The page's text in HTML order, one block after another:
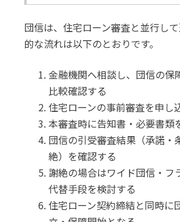
団信は、住宅ローン審査と並行し
的な流れは以下のとおりです。
金融機関へ相談し、団信の保
比較確認する
住宅ローンの事前審査を申し
本審査時に告知書・必要書類
団信の引受審査結果（承諾・
絶）を確認する
謝絶の場合はワイド団信・フ
代替手段を検討する
住宅ローン契約締結と同時に